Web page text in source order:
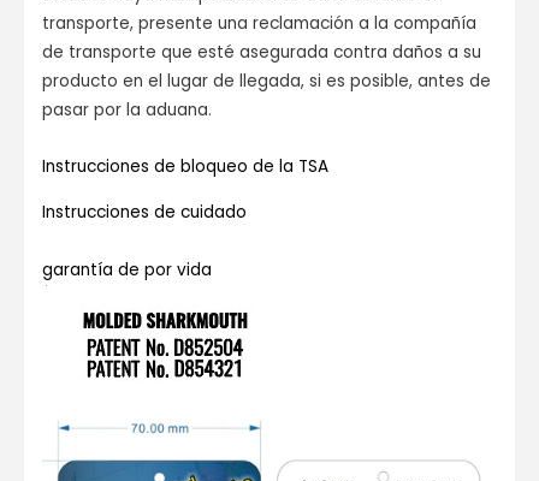
transporte, presente una reclamación a la compañía
de transporte que esté asegurada contra daños a su
producto en el lugar de llegada, si es posible, antes de
pasar por la aduana.
Instrucciones de bloqueo de la TSA
Instrucciones de cuidado
garantía de por vida